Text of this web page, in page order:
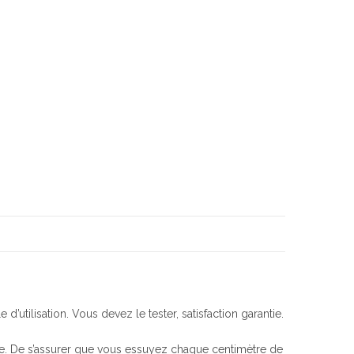
Vous devez le tester, satisfaction garantie.
s’assurer que vous essuyez chaque centimètre de